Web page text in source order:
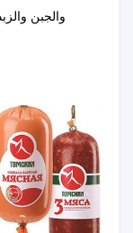
والجبن